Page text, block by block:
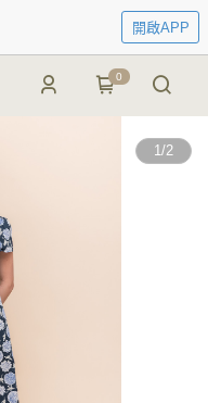
開啟APP
0
1/2